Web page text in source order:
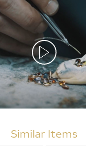
Similar Items